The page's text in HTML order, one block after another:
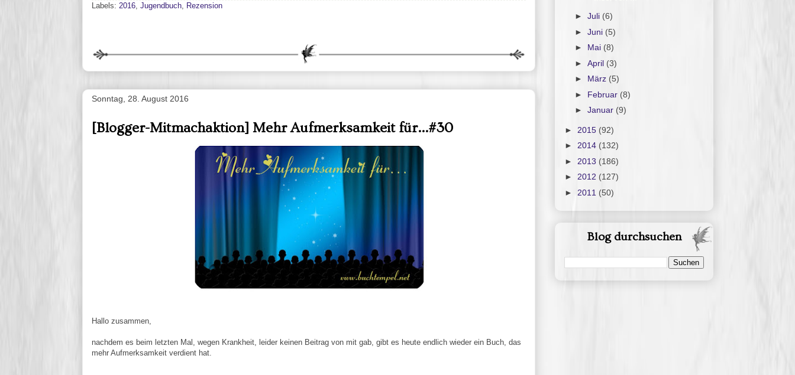
Labels: 2016 Jugendbuch Rezension
Sonntag, 28. August 2016
[Blogger-Mitmachaktion] Mehr Aufmerksamkeit für...#30
Hallo zusammen,
nachdem es beim letzten Mal, wegen Krankheit, leider keinen Beitrag von mit gab, gibt es heute endlich wieder ein Buch, das
mehr Aufmerksamkeit verdient hat.
► Juli (6)
► Juni (5)
► Mai (8)
► April (3)
► März (5)
► Februar (8)
► Januar (9)
► 2015 (92)
► 2014 (132)
► 2013 (186)
► 2012 (127)
► 2011 (50)
Blog durchsuchen